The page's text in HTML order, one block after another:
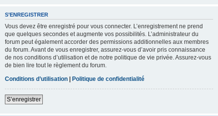
S’ENREGISTRER
Vous devez être enregistré pour vous connecter. L’enregistrement ne prend
que quelques secondes et augmente vos possibilités. L’administrateur du
forum peut également accorder des permissions additionnelles aux membres
du forum. Avant de vous enregistrer, assurez-vous d’avoir pris connaissance
de nos conditions d’utilisation et de notre politique de vie privée. Assurez-vous
de bien lire tout le règlement du forum.
Conditions d’utilisation | Politique de confidentialité
S’enregistrer